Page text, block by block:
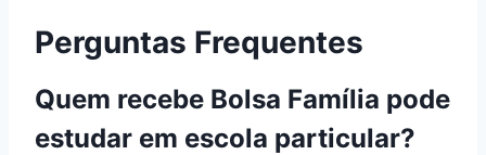
Perguntas Frequentes
Quem recebe Bolsa Família pode
estudar em escola particular?